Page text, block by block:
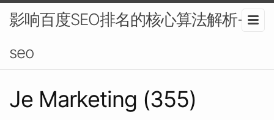
影响百度SEO排名的核心算法解析-
seo
Je Marketing (355)